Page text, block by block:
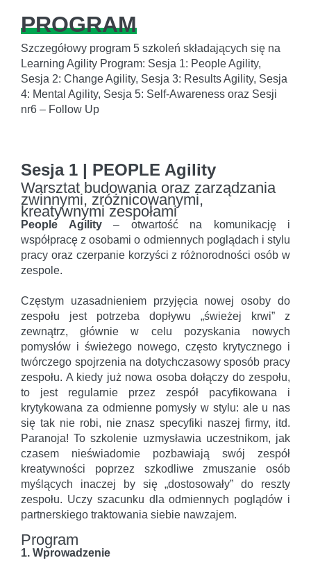
PROGRAM
Szczegółowy program 5 szkoleń składających się na
Learning Agility Program: Sesja 1: People Agility,
Sesja 2: Change Agility, Sesja 3: Results Agility, Sesja
4: Mental Agility, Sesja 5: Self-Awareness oraz Sesji
nr6 – Follow Up
Sesja 1 | PEOPLE Agility
Warsztat budowania oraz zarządzania
zwinnymi, zróżnicowanymi,
kreatywnymi zespołami
People Agility– otwartość na komunikację i
współpracę z osobami o odmiennych poglądach i stylu
pracy oraz czerpanie korzyści z różnorodności osób w
zespole.
Częstym uzasadnieniem przyjęcia nowej osoby do
zespołu jest potrzeba dopływu „świeżej krwi” z
zewnątrz, głównie w celu pozyskania nowych
pomysłów i świeżego nowego, często krytycznego i
twórczego spojrzenia na dotychczasowy sposób pracy
zespołu. A kiedy już nowa osoba dołączy do zespołu,
to jest regularnie przez zespół pacyfikowana i
krytykowana za odmienne pomysły w stylu: ale u nas
się tak nie robi, nie znasz specyfiki naszej firmy, itd.
Paranoja! To szkolenie uzmysławia uczestnikom, jak
czasem nieświadomie pozbawiają swój zespół
kreatywności poprzez szkodliwe zmuszanie osób
myślących inaczej by się „dostosowały” do reszty
zespołu. Uczy szacunku dla odmiennych poglądów i
partnerskiego traktowania siebie nawzajem.
Program
1. Wprowadzenie